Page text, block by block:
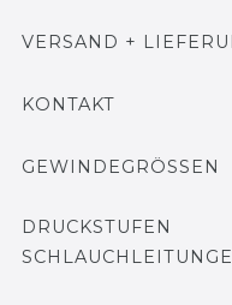
VERSAND +
KONTAKT
GEWINDEGRÖSSEN
DRUCKSTUFEN